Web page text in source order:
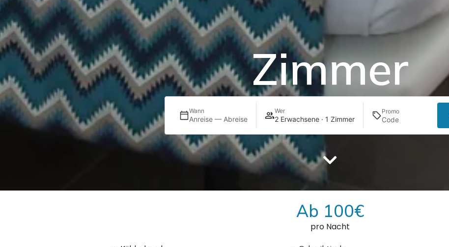
Zimmer
Wann
Anreise — Abreise
Wer
2 Erwachsene · 1 Zimmer
Promo
Ab 100€
pro Nacht